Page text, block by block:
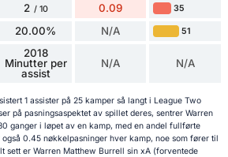
2 / 10 0.09 35
20.00% N/A 51
2018
Minutter per
assist
N/A N/A
1 assister på 25 kamper så langt i League Two
på pasningsaspektet av spillet deres, sentrer Warren
ganger i løpet av en kamp, med en andel fullførte
0.45 nøkkelpasninger hver kamp, noe som fører til
sett er Warren Matthew Burrell sin xA (forventede